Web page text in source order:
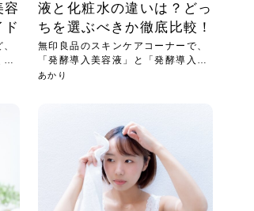
容
分
液と化粧水の違いは？どっ
ちを選ぶべきか徹底比較！
無印良品のスキンケアコーナーで、
「発酵導入美容液」と「発酵導入化
粧水...
あかり